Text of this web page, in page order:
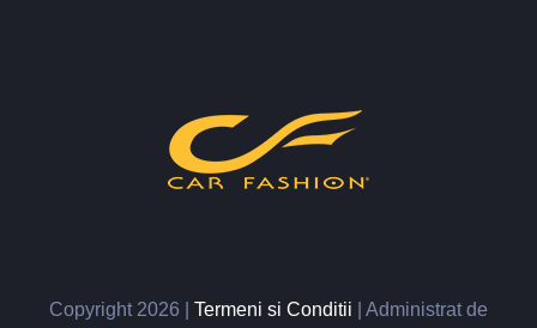
Copyright 2026 | Termeni si Conditii | Administrat de